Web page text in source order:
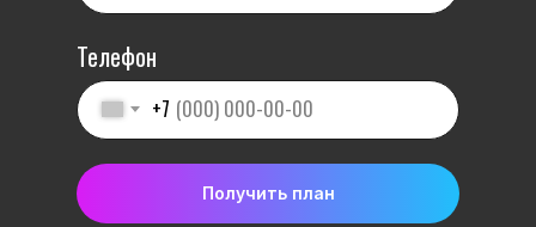
Телефон
+7
Получить план